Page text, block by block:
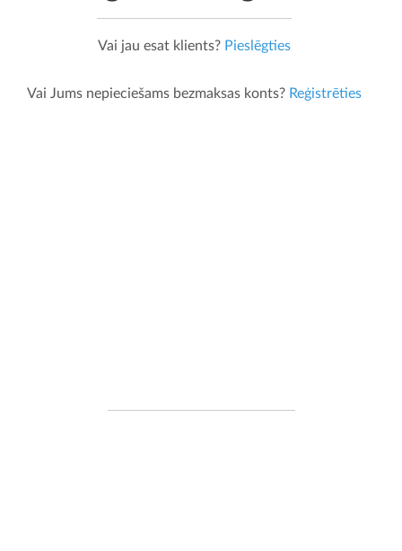
Vai jau esat klients? Pieslēgties
Vai Jums nepieciešams bezmaksas konts? Reģistrēties